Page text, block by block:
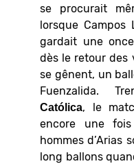
se procurait
lorsque
gardait une
dès le retour des
se gênent, un
Fuenzalida.
Católica, le
encore une
hommes d’Arias
long ballons